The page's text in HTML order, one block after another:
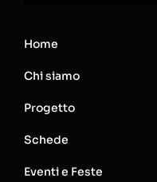
Home
Chi siamo
Progetto
Schede
Eventi e Feste